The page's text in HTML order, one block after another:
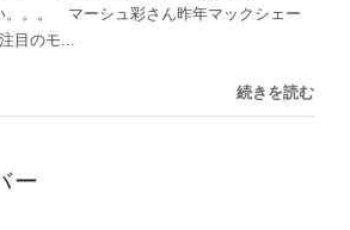
。。 マーシュ彩さん昨年マックシェー
目のモ...
続きを読む
ー